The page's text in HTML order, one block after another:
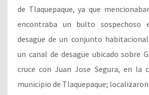
de Tlaquepaque, ya que
encontraba un bulto sospechoso
desagüe de un conjunto
un canal de desagüe ubicado sobre
cruce con Juan Jose Segura, en la
municipio de Tlaquepaque;